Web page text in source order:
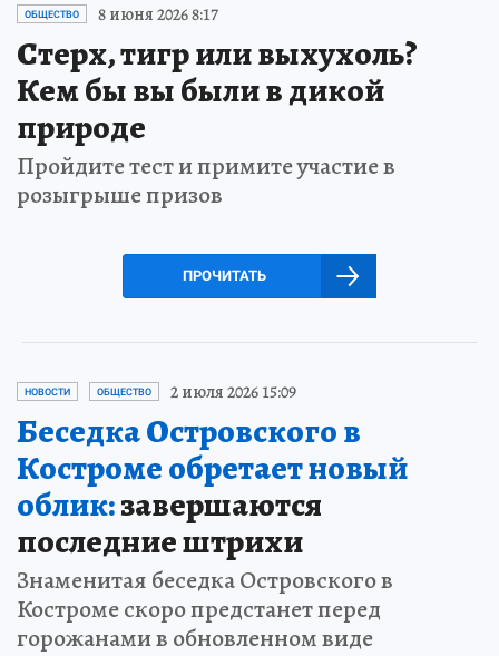
ОБЩЕСТВО 8 июня 2026 8:17
Стерх, тигр или выхухоль?
Кем бы вы были в дикой
природе
Пройдите тест и примите участие в
розыгрыше призов
ПРОЧИТАТЬ
НОВОСТИ ОБЩЕСТВО 2 июля 2026 15:09
Беседка Островского в
Костроме обретает новый
облик:завершаются
последние штрихи
Знаменитая беседка Островского в
Костроме скоро предстанет перед
горожанами в обновленном виде